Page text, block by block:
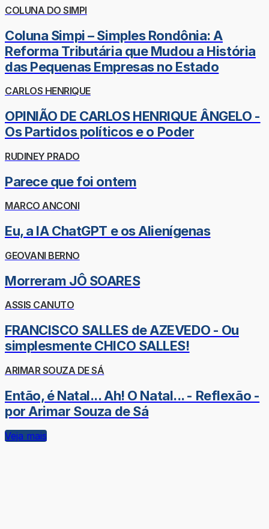
COLUNA DO SIMPI
Coluna Simpi – Simples Rondônia: A
Reforma Tributária que Mudou a História
das Pequenas Empresas no Estado
CARLOS HENRIQUE
OPINIÃO DE CARLOS HENRIQUE ÂNGELO -
Os Partidos políticos e o Poder
RUDINEY PRADO
Parece que foi ontem
MARCO ANCONI
Eu, a IA ChatGPT e os Alienígenas
GEOVANI BERNO
Morreram JÔ SOARES
ASSIS CANUTO
FRANCISCO SALLES de AZEVEDO - Ou
simplesmente CHICO SALLES!
ARIMAR SOUZA DE SÁ
Então, é Natal... Ah! O Natal... - Reflexão -
por Arimar Souza de Sá
Veja mais